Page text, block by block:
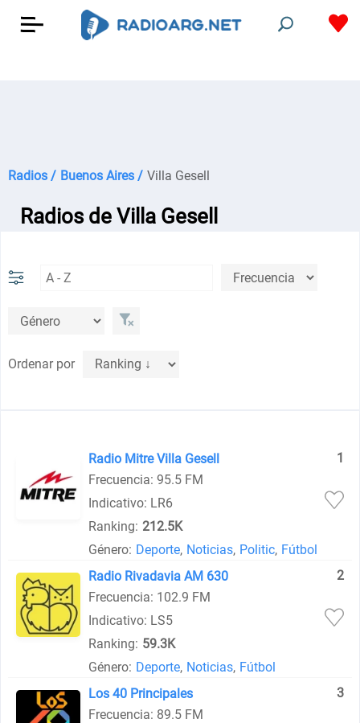
Radios / Buenos Aires / Villa Gesell
Radios de Villa Gesell
Ordenar por
Radio Mitre Villa Gesell
1
Frecuencia: 95.5 FM
Indicativo: LR6
Ranking: 212.5K
Género: Deporte, Noticias, Politic, Fútbol
Radio Rivadavia AM 630
2
Frecuencia: 102.9 FM
Indicativo: LS5
Ranking: 59.3K
Género: Deporte, Noticias, Fútbol
Los 40 Principales
3
Frecuencia: 89.5 FM